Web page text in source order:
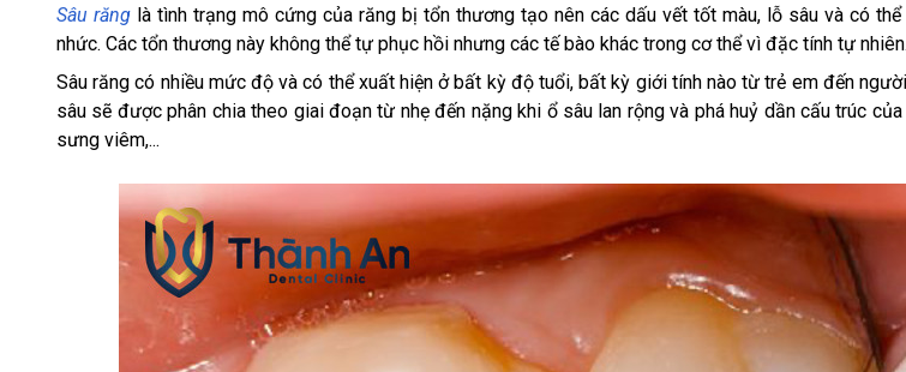
Sâu răng là tình trạng mô cứng của răng bị tổn thương tạo nên các dấu vết tốt màu, lỗ sâu và có
nhức. Các tổn thương này không thể tự phục hồi nhưng các tế bào khác trong cơ thể vì đặc tính tự nhiên.
Sâu răng có nhiều mức độ và có thể xuất hiện ở bất kỳ độ tuổi, bất kỳ giới tính nào từ trẻ em đến
sâu sẽ được phân chia theo giai đoạn từ nhẹ đến nặng khi ổ sâu lan rộng và phá huỷ dần cấu trúc
sưng viêm,...